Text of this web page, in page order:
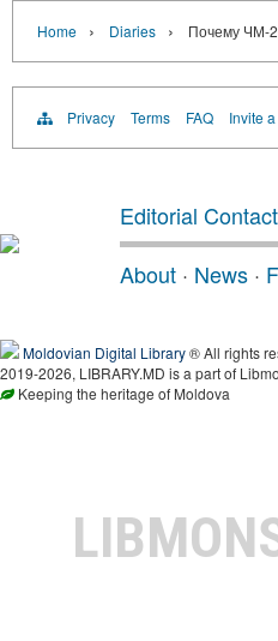
Home › Diaries › Почему ЧМ-
Privacy Terms FAQ Invite
Editorial
About · News ·
Moldovian Digital Library® All rights
2019-2026, LIBRARY.MD is a part of
Keeping the heritage of Moldova